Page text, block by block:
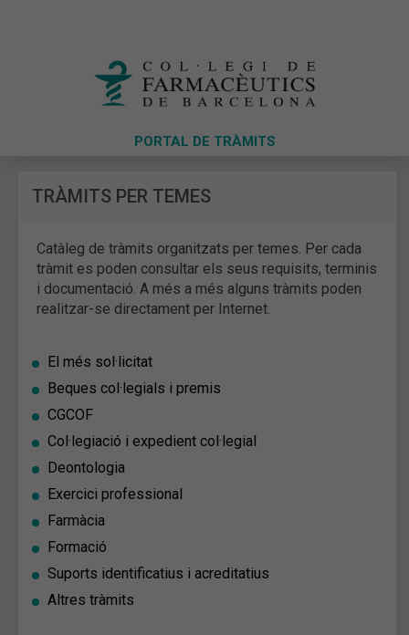
PORTAL DE TRÀMITS
TRÀMITS PER TEMES
Catàleg de tràmits organitzats per temes. Per cada
tràmit es poden consultar els seus requisits, terminis
i documentació. A més a més alguns tràmits poden
realitzar-se directament per Internet.
El més sol·licitat
Beques col·legials i premis
CGCOF
Col·legiació i expedient col·legial
Deontologia
Exercici professional
Farmàcia
Formació
Suports identificatius i acreditatius
Altres tràmits